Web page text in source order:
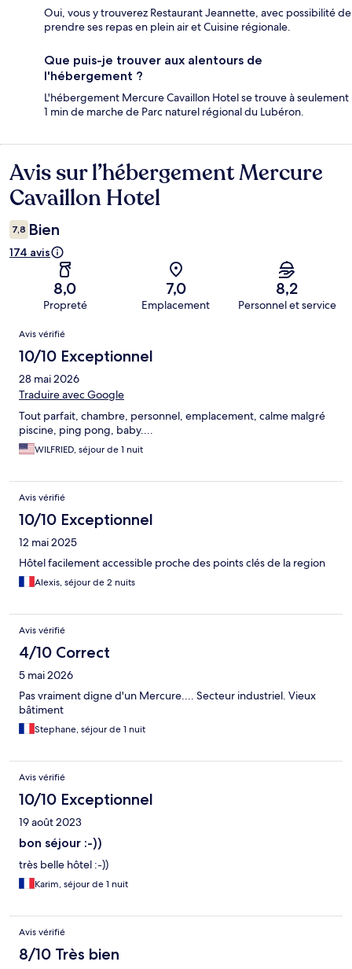
Oui, vous y trouverez Restaurant Jeannette, avec possibilité de
prendre ses repas en plein air et Cuisine régionale.
Que puis-je trouver aux alentours de
l'hébergement ?
L'hébergement Mercure Cavaillon Hotel se trouve à seulement
1 min de marche de Parc naturel régional du Lubéron.
Avis
Avis sur l’hébergement Mercure
Cavaillon Hotel
7,8 Bien
174 avis
8,0
Propreté
7,0
Emplacement
8,2
Personnel et service
Avis
Avis vérifié
10/10 Exceptionnel
28 mai 2026
Traduire avec Google
Tout parfait, chambre, personnel, emplacement, calme malgré
piscine, ping pong, baby....
WILFRIED, séjour de 1 nuit
Avis vérifié
10/10 Exceptionnel
12 mai 2025
Hôtel facilement accessible proche des points clés de la region
Alexis, séjour de 2 nuits
Avis vérifié
4/10 Correct
5 mai 2026
Pas vraiment digne d'un Mercure.... Secteur industriel. Vieux
bâtiment
Stephane, séjour de 1 nuit
Avis vérifié
10/10 Exceptionnel
19 août 2023
bon séjour :-))
très belle hôtel :-))
Karim, séjour de 1 nuit
Avis vérifié
8/10 Très bien